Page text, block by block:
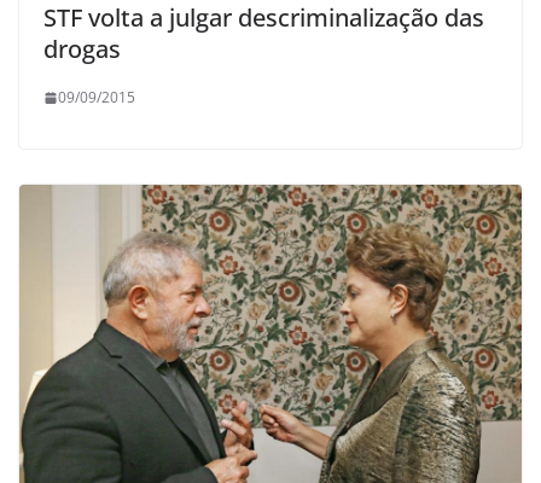
STF volta a julgar descriminalização das
drogas
09/09/2015